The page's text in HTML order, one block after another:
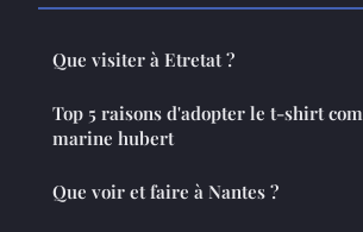
Que visiter à Etretat ?
Top 5 raisons d'adopter le t-shirt
marine hubert
Que voir et faire à Nantes ?